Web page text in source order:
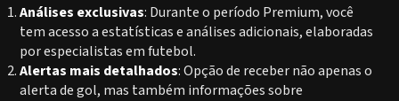
Análises exclusivas: Durante o período Premium, você
tem acesso a estatísticas e análises adicionais, elaboradas
por especialistas em futebol.
Alertas mais detalhados: Opção de receber não apenas o
alerta de gol, mas também informações sobre